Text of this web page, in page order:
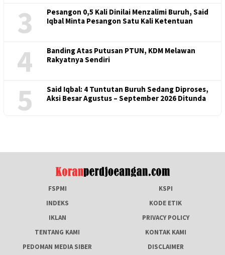
3
Pesangon 0,5 Kali Dinilai Menzalimi Buruh, Said
Iqbal Minta Pesangon Satu Kali Ketentuan
4
Banding Atas Putusan PTUN, KDM Melawan
Rakyatnya Sendiri
5
Said Iqbal: 4 Tuntutan Buruh Sedang Diproses,
Aksi Besar Agustus – September 2026 Ditunda
FSPMI
KSPI
INDEKS
KODE ETIK
IKLAN
PRIVACY POLICY
TENTANG KAMI
KONTAK KAMI
PEDOMAN MEDIA SIBER
DISCLAIMER